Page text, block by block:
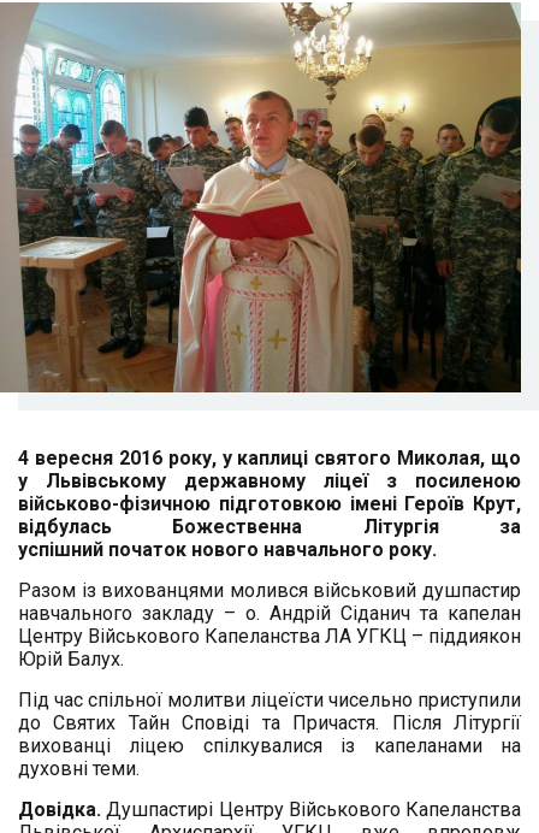
4 вересня 2016 року, у каплиці святого Миколая, що
у Львівському державному ліцеї з посиленою
військово-фізичною підготовкою імені Героїв Крут,
відбулась Божественна Літургія за
успішний початок нового навчального року.
Разом із вихованцями молився військовий душпастир
навчального закладу – о. Андрій Сіданич та капелан
Центру Військового Капеланства ЛА УГКЦ – піддиякон
Юрій Балух.
Під час спільної молитви ліцеїсти чисельно приступили
до Святих Тайн Сповіді та Причастя. Після Літургії
вихованці ліцею спілкувалися із капеланами на
духовні теми.
Довідка. Душпастирі Центру Військового Капеланства